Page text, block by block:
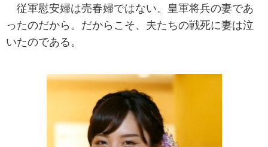
従軍慰安婦は売春婦ではない。皇軍将兵の妻であ
ったのだから。だからこそ、夫たちの戦死に妻は泣
いたのである。